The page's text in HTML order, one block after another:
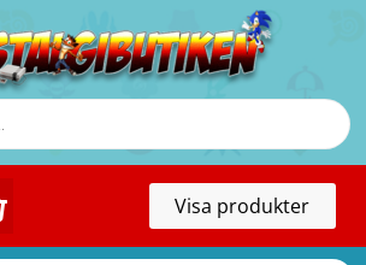
Visa produkter